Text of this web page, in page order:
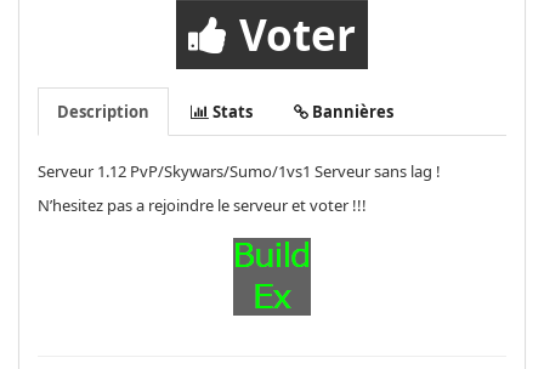
Voter
Description Stats Bannières
Serveur 1.12 PvP/Skywars/Sumo/1vs1 Serveur sans lag !
N’hesitez pas a rejoindre le serveur et voter !!!